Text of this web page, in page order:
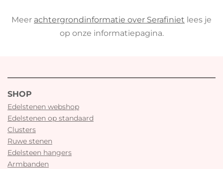
Meer achtergrondinformatie over Serafiniet lees je
op onze informatiepagina.
SHOP
Edelstenen webshop
Edelstenen op standaard
Clusters
Ruwe stenen
Edelsteen hangers
Armbanden